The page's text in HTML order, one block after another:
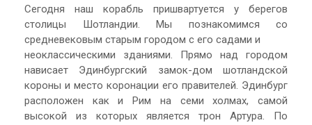
Сегодня наш корабль пришвартуется у берегов
столицы Шотландии. Мы познакомимся со
средневековым старым городом с его садами и
неоклассическими зданиями. Прямо над городом
нависает Эдинбургский замок-дом шотландской
короны и место коронации его правителей. Эдинбург
расположен как и Рим на семи холмах, самой
высокой из которых является трон Артура. По